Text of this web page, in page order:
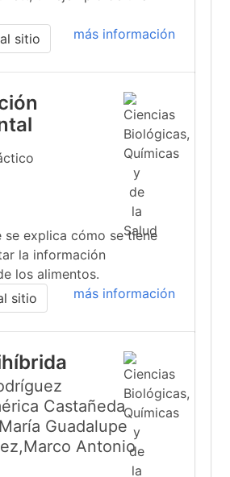
más información
sitio
se explica cómo se tiene
la información
los alimentos.
más información
sitio
Castañeda
Guadalupe
Antonio